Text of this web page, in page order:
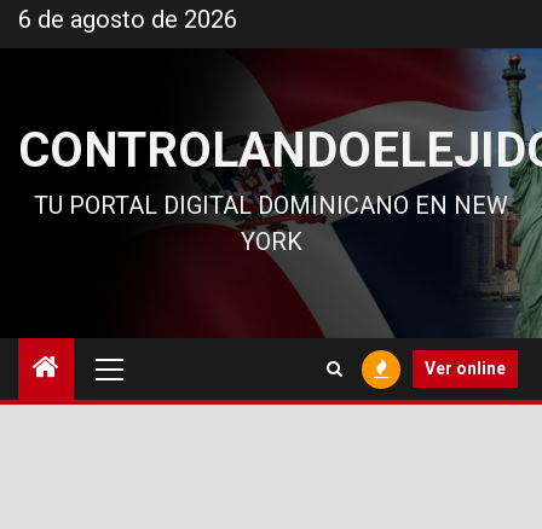
al
6 de agosto de 2026
TU PORTAL DIGITAL DOMINICANO EN NEW
YORK
principal
Ver online